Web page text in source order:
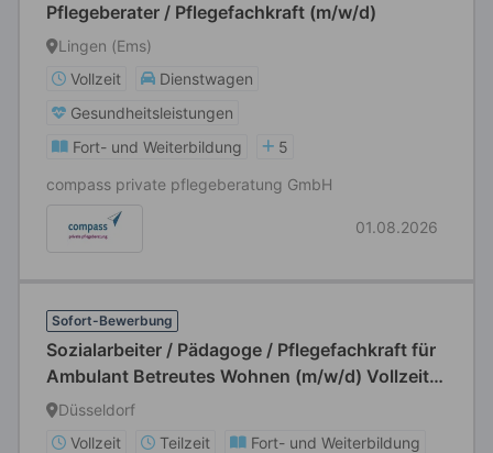
Pflegeberater / Pflegefachkraft (m/w/d)
Lingen (Ems)
Vollzeit
Dienstwagen
Gesundheitsleistungen
Fort- und Weiterbildung
5
compass private pflegeberatung GmbH
01.08.2026
Sofort-Bewerbung
Sozialarbeiter / Pädagoge / Pflegefachkraft für
Ambulant Betreutes Wohnen (m/w/d) Vollzeit /
Teilzeit
Düsseldorf
Vollzeit
Teilzeit
Fort- und Weiterbildung